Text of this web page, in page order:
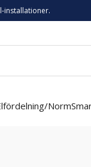
installationer.
Norm